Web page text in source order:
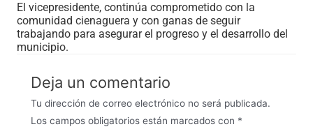
El vicepresidente, continúa comprometido con la
comunidad cienaguera y con ganas de seguir
trabajando para asegurar el progreso y el desarrollo del
municipio.
Deja un comentario
Tu dirección de correo electrónico no será publicada.
Los campos obligatorios están marcados con *